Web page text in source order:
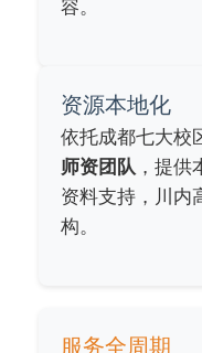
容。
资源本地化
依托成都七大校
师资团队 ，提
资料支持，川内
构。
服务全周期